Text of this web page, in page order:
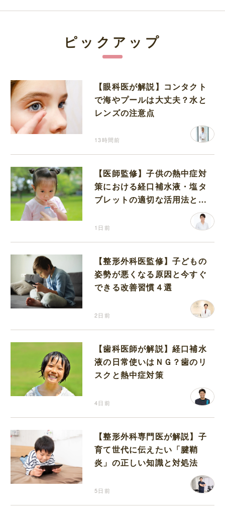
ピックアップ
【眼科医が解説】コンタクト
で海やプールは大丈夫？水と
レンズの注意点
13時間前
【医師監修】子供の熱中症対
策における経口補水液・塩タ
ブレットの適切な活用法と水
1日前
【整形外科医監修】子どもの
姿勢が悪くなる原因と今すぐ
できる改善習慣４選
2日前
【歯科医師が解説】経口補水
液の日常使いはＮＧ？歯のリ
スクと熱中症対策
4日前
【整形外科専門医が解説】子
育て世代に伝えたい「腱鞘
炎」の正しい知識と対処法
5日前